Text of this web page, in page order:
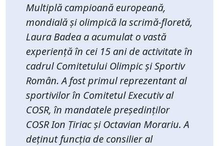
Multiplă campioană europeană,
mondială și olimpică la scrimă-floretă,
Laura Badea a acumulat o vastă
experiență în cei 15 ani de activitate în
cadrul Comitetului Olimpic și Sportiv
Român. A fost primul reprezentant al
sportivilor în Comitetul Executiv al
COSR, în mandatele președinților
COSR Ion Țiriac și Octavian Morariu. A
deținut funcția de consilier al